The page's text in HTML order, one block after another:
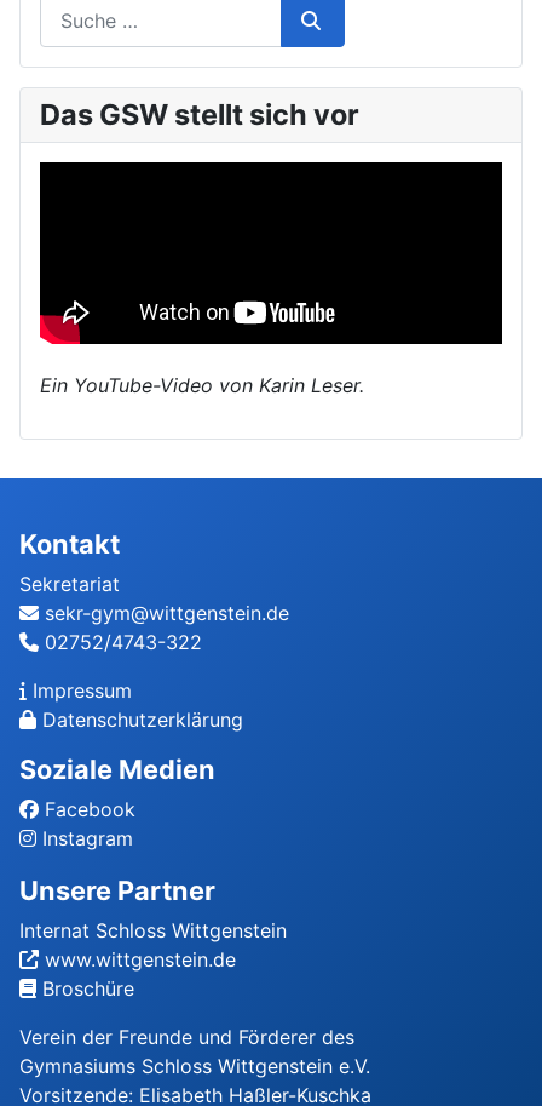
Das GSW stellt sich vor
Ein YouTube-Video von Karin Leser.
Kontakt
Sekretariat
sekr-gym@wittgenstein.de
02752/4743-322
Impressum
Datenschutzerklärung
Soziale Medien
Facebook
Instagram
Unsere Partner
Internat Schloss Wittgenstein
www.wittgenstein.de
Broschüre
Verein der Freunde und Förderer des
Gymnasiums Schloss Wittgenstein e.V.
Vorsitzende: Elisabeth Haßler-Kuschka